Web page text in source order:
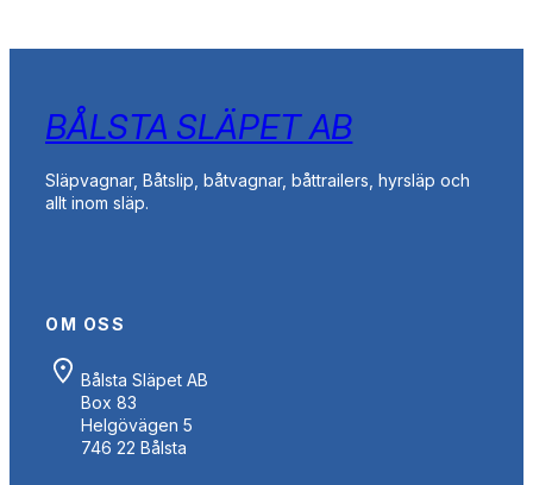
BÅLSTA SLÄPET AB
Släpvagnar, Båtslip, båtvagnar, båttrailers, hyrsläp och
allt inom släp.
OM OSS
Bålsta Släpet AB
Box 83
Helgövägen 5
746 22 Bålsta